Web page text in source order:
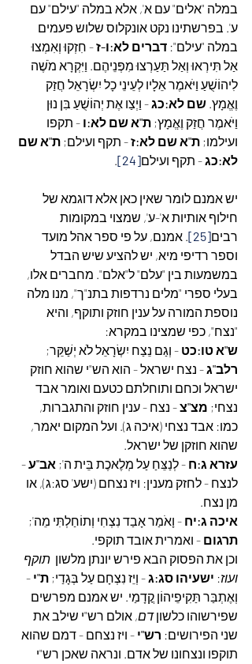
במלה "אלים" עם א', אלא במלה "עילם" עם
ע'. בפרשתינו נקט אונקלוס שלוש פעמים
במלה "עילם": דברים לא:ו-ז - חִזְקוּ וְאִמְצוּ
אַל תִּירְאוּ וְאַל תַּעַרְצוּ מִפְּנֵיהֶם. וַיִּקְרָא מֹשֶׁה
לִיהוֹשֻׁעַ וַיֹּאמֶר אֵלָיו לְעֵינֵי כָל יִשְׂרָאֵל חֲזַק
וֶאֱמָץ. שם לא:כג - וַיְצַו אֶת יְהוֹשֻׁעַ בִּן נוּן
וַיֹּאמֶר חֲזַק וֶאֱמָץ; ת"א שם לא:ו - תקפו
ועילמו; ת"א שם לא:ז - תקף ועילם; ת"א שם
לא:כג - תקף ועילם[24]
.
יש אמנם לומר שאין כאן אלא דוגמא של
חילוף אותיות א'-ע', שמצוי במקומות
רבים[25]
. אמנם, על פי ספר אהל מועד
וספר רדיפי מיא, יש להציע שיש הבדל
במשמעות בין "עלם" ל"אלם". מחברים אלו,
בעלי ספרי "מלים נרדפות בתנ"ך", מנו מלה
נוספת המורה על ענין חוזק ותוקף, והיא
"נצח", כפי שמצינו במקרא:
ש"א טו:כט - וְגַם נֵצַח יִשְׂרָאֵל לֹא יְשַׁקֵּר;
רלב"ג - נצח ישראל - הוא הש"י שהוא חוזק
ישראל וכחם ותוחלתם כטעם ואומר אבד
נצחי; מצ"צ - נצח - ענין חוזק והתגברות,
כמו: אבד נצחי (איכה ג). ועל המקום יאמר,
שהוא חוזקן של ישראל.
עזרא ג:ח - לְנַצֵּחַ עַל מְלֶאכֶת בֵּית ה'; אב"ע -
לנצח - לחזק מענין: ויז נצחם (ישע' סג:ג), או
מן נצח.
איכה ג:יח - וָאֹמַר אָבַד נִצְחִי וְתוֹחַלְתִּי מֵה';
תרגום - ואמרית אובד תוקפי.
וכן את הפסוק הבא פירש יונתן מלשון תוקף
ועוז: ישעיהו סג:ג - וְיֵז נִצְחָם עַל בְּגָדַי; ת"י -
וְאֶתְבַּר תַּקִיפֵיהוֹן קֳדָמַי. יש אמנם מפרשים
שפירשוהו כלשון דם, אולם רש"י שילב את
שני הפירושים: רש"י - ויז נצחם - דמם שהוא
תוקפו ונצחונו של אדם. ונראה שאכן רש"י